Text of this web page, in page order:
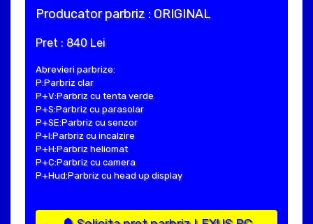
Producator parbriz : ORIGINAL
Pret : 840 Lei
Abrevieri parbrize:
P:Parbriz clar
P+V:Parbriz cu tenta verde
P+S:Parbriz cu parasolar
P+SE:Parbriz cu senzor
P+I:Parbriz cu incalzire
P+H:Parbriz heliomat
P+C:Parbriz cu camera
P+Hud:Parbriz cu head up display